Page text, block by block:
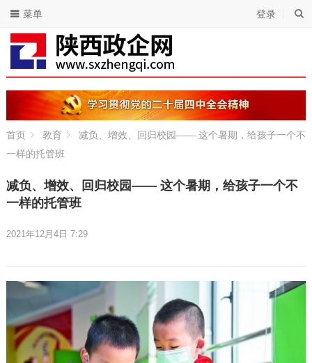
登录
菜单
首页 教育
减负、增效、回归校园—— 这个暑期，给孩子一个不
一样的托管班
减负、增效、回归校园—— 这个暑期，给孩子一个不
一样的托管班
2021年12月4日 7:29